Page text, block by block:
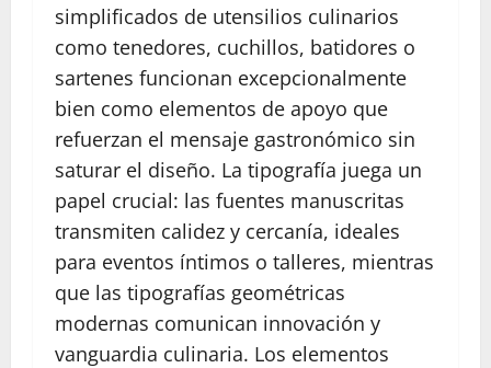
simplificados de utensilios culinarios
como tenedores, cuchillos, batidores o
sartenes funcionan excepcionalmente
bien como elementos de apoyo que
refuerzan el mensaje gastronómico sin
saturar el diseño. La tipografía juega un
papel crucial: las fuentes manuscritas
transmiten calidez y cercanía, ideales
para eventos íntimos o talleres, mientras
que las tipografías geométricas
modernas comunican innovación y
vanguardia culinaria. Los elementos